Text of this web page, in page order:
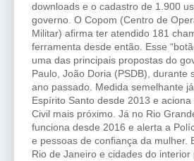
downloads e o cadastro de 1.900
governo. O Copom (Centro de
Militar) afirma ter atendido 181
ferramenta desde então. Esse
uma das principais propostas do
Paulo, João Doria (PSDB), durante
ano passado. Medida semelhante
Espírito Santo desde 2013 e
Civil mais próximo. Já no Rio
funciona desde 2016 e alerta a
e pessoas de confiança da mulher.
Rio de Janeiro e cidades do interior